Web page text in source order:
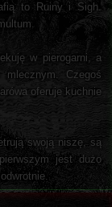
to Ruiny i Sigh.
w pierogarni, a
Czegoś
oferuje kuchnie
swoją niszę, są
jest dużo